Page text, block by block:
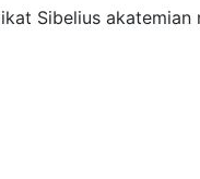
Sibelius akatemian